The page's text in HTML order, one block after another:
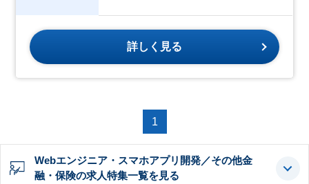
詳しく見る
1
Webエンジニア・スマホアプリ開発／その他金
融・保険の求人特集一覧を見る